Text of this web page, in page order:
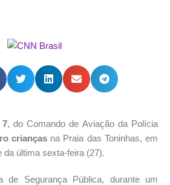
, do Comando de Aviação da Polícia
criançasna Praia das Toninhas, em
da última sexta-feira (27).
de Segurança Pública, durante um